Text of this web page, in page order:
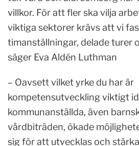
villkor. För att fler ska vilja
viktiga sektorer krävs att vi
timanställningar, delade turer
säger Eva Aldén Luthman
– Oavsett vilket yrke du har är
kompetensutveckling viktigt
kommunanställda, även
vårdbiträden, ökade
sig för att utvecklas och